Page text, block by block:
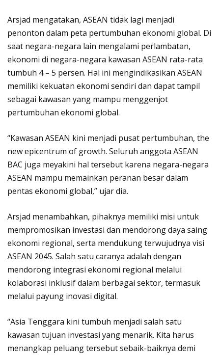
Arsjad mengatakan, ASEAN tidak lagi menjadi
penonton dalam peta pertumbuhan ekonomi global. Di
saat negara-negara lain mengalami perlambatan,
ekonomi di negara-negara kawasan ASEAN rata-rata
tumbuh 4 – 5 persen. Hal ini mengindikasikan ASEAN
memiliki kekuatan ekonomi sendiri dan dapat tampil
sebagai kawasan yang mampu menggenjot
pertumbuhan ekonomi global.
“Kawasan ASEAN kini menjadi pusat pertumbuhan, the
new epicentrum of growth. Seluruh anggota ASEAN
BAC juga meyakini hal tersebut karena negara-negara
ASEAN mampu memainkan peranan besar dalam
pentas ekonomi global,” ujar dia.
Arsjad menambahkan, pihaknya memiliki misi untuk
mempromosikan investasi dan mendorong daya saing
ekonomi regional, serta mendukung terwujudnya visi
ASEAN 2045. Salah satu caranya adalah dengan
mendorong integrasi ekonomi regional melalui
kolaborasi inklusif dalam berbagai sektor, termasuk
melalui payung inovasi digital.
“Asia Tenggara kini tumbuh menjadi salah satu
kawasan tujuan investasi yang menarik. Kita harus
menangkap peluang tersebut sebaik-baiknya demi